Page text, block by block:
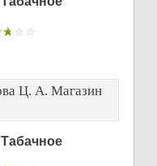
Ц. А. Магазин
Табачное